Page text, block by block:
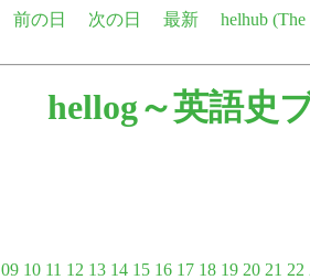
前の日 次の日 最新
helhub
hellog～英語史
09 10 11 12 13 14 15 16 17 18 19 20 21 22